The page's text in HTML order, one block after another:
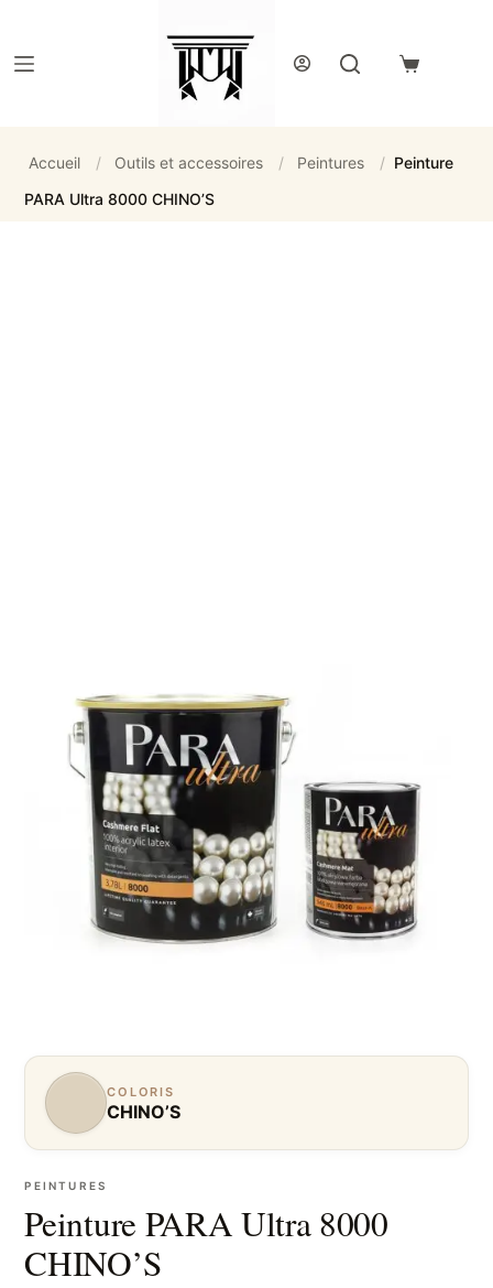
Panier
Accueil / Outils et accessoires / Peintures / Peinture
PARA Ultra 8000 CHINO’S
COLORIS
CHINO’S
PEINTURES
Peinture PARA Ultra 8000
CHINO’S